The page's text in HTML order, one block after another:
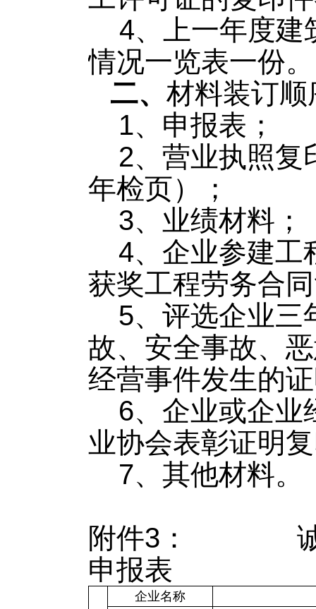
4、上一年度建
情况一览表一份。
二、材料装订顺
1、申报表；
2、营业执照复
年检页）；
3、业绩材料；
4、企业参建工
获奖工程劳务合
5、评选企业三
故、安全事故、
经营事件发生的
6、企业或企业
业协会表彰证明
7、其他材料。
附件3 ：
申报表
企业名称